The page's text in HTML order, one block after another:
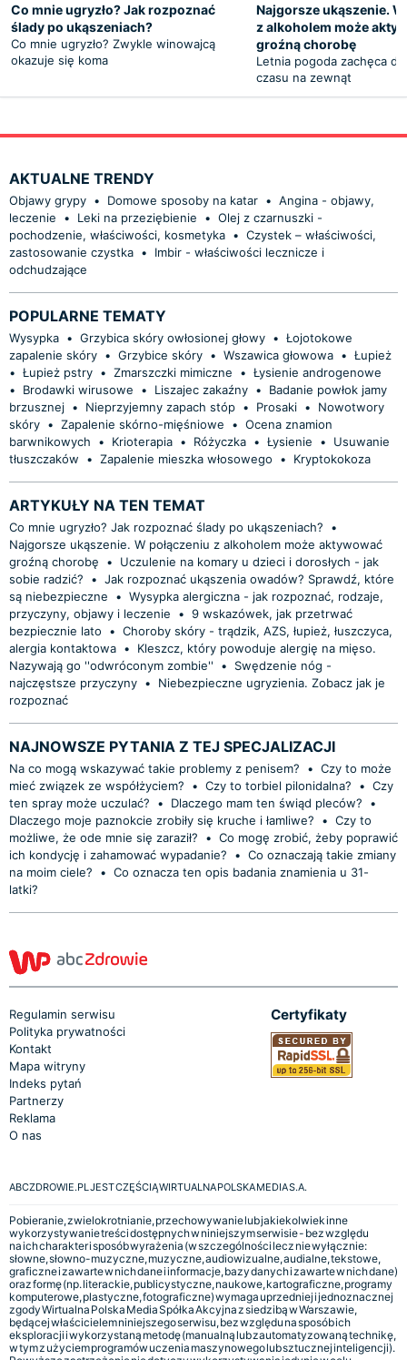
Co mnie ugryzło? Jak rozpoznać
ślady po ukąszeniach?
Co mnie ugryzło? Zwykle winowajcą
okazuje się koma
Najgorsze ukąszenie.
z alkoholem może
groźną chorobę
Letnia pogoda zachęca
czasu na zewnąt
AKTUALNE TRENDY
Objawy grypy • Domowe sposoby na katar • Angina - objawy,
leczenie
• Leki na przeziębienie • Olej z czarnuszki -
pochodzenie, właściwości, kosmetyka • Czystek – właściwości,
zastosowanie czystka •
Imbir - właściwości lecznicze i
odchudzające
POPULARNE TEMATY
Wysypka • Grzybica skóry owłosionej głowy • Łojotokowe
zapalenie skóry • Grzybice skóry • Wszawica głowowa • Łupież
• Łupież pstry • Zmarszczki mimiczne • Łysienie androgenowe
•
Brodawki wirusowe • Liszajec zakaźny •
Badanie powłok jamy
brzusznej • Nieprzyjemny zapach stóp • Prosaki •
Nowotwory
skóry • Zapalenie skórno-mięśniowe • Ocena znamion
barwnikowych
• Krioterapia • Różyczka • Łysienie •
Usuwanie
tłuszczaków
• Zapalenie mieszka włosowego • Kryptokokoza
ARTYKUŁY NA TEN TEMAT
Co mnie ugryzło? Jak rozpoznać ślady po ukąszeniach?
•
Najgorsze ukąszenie. W połączeniu z alkoholem może aktywować
groźną chorobę
•
Uczulenie na komary u dzieci i dorosłych - jak
sobie radzić?
• Jak rozpoznać ukąszenia owadów? Sprawdź, które
są niebezpieczne
• Wysypka alergiczna - jak rozpoznać, rodzaje,
przyczyny, objawy i leczenie
• 9 wskazówek, jak przetrwać
bezpiecznie lato
• Choroby skóry - trądzik, AZS, łupież, łuszczyca,
alergia kontaktowa •
Kleszcz, który powoduje alergię na mięso.
Nazywają go ''odwróconym zombie''
•
Swędzenie nóg -
najczęstsze przyczyny •
Niebezpieczne ugryzienia. Zobacz jak je
rozpoznać
NAJNOWSZE PYTANIA Z TEJ SPECJALIZACJI
Na co mogą wskazywać takie problemy z penisem? • Czy to może
mieć związek ze współżyciem?
• Czy to torbiel pilonidalna? • Czy
ten spray może uczulać?
• Dlaczego mam ten świąd pleców?
•
Dlaczego moje paznokcie zrobiły się kruche i łamliwe?
• Czy to
możliwe, że ode mnie się zaraził?
• Co mogę zrobić, żeby poprawić
ich kondycję i zahamować wypadanie?
• Co oznaczają takie zmiany
na moim ciele?
• Co oznacza ten opis badania znamienia u 31-
latki?
Regulamin serwisu
Polityka prywatności
Kontakt
Mapa witryny
Indeks pytań
Partnerzy
Reklama
O nas
Certyfikaty
ABCZDROWIE.PL JEST CZĘŚCIĄ WIRTUALNA POLSKA MEDIA S.A.
Pobieranie, zwielokrotnianie, przechowywanie lub jakiekolwiek inne
wykorzystywanie treści dostępnych w niniejszym serwisie - bez względu
na ich charakter i sposób wyrażenia (w szczególności lecz nie wyłącznie:
słowne, słowno-muzyczne, muzyczne, audiowizualne, audialne, tekstowe,
graficzne i zawarte w nich dane i informacje, bazy danych i zawarte w nich dane)
oraz formę (np. literackie, publicystyczne, naukowe, kartograficzne, programy
komputerowe, plastyczne, fotograficzne) wymaga uprzedniej i jednoznacznej
zgody Wirtualna Polska Media Spółka Akcyjna z siedzibą w Warszawie,
będącej właścicielem niniejszego serwisu, bez względu na sposób ich
eksploracji i wykorzystaną metodę (manualną lub zautomatyzowaną technikę,
w tym z użyciem programów uczenia maszynowego lub sztucznej inteligencji).